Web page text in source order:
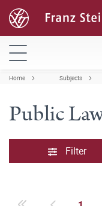
Home Subjects
Public
Filter